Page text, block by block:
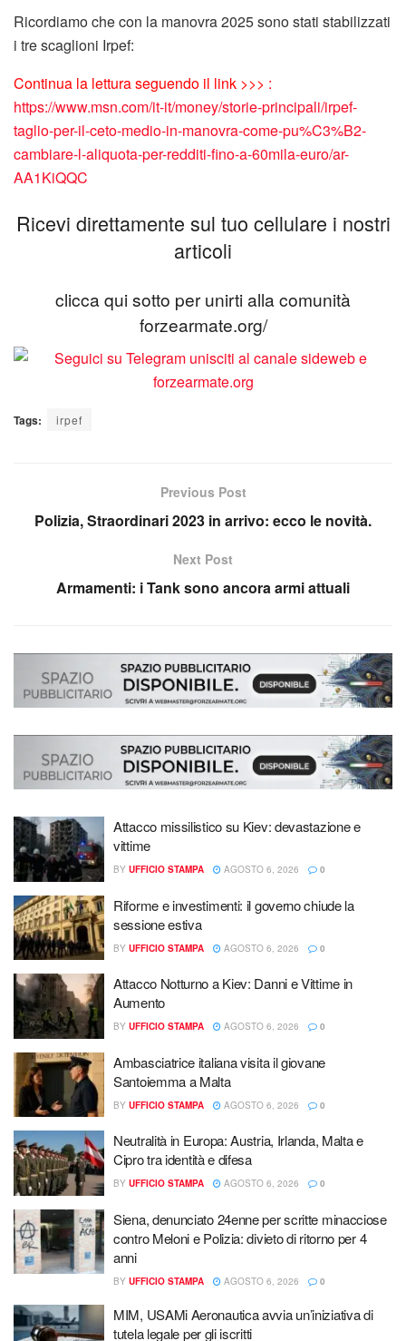
Ricordiamo che con la manovra 2025 sono stati stabilizzati
i tre scaglioni Irpef:
Continua la lettura seguendo il link >>> :
https://www.msn.com/it-it/money/storie-principali/irpef-
taglio-per-il-ceto-medio-in-manovra-come-pu%C3%B2-
cambiare-l-aliquota-per-redditi-fino-a-60mila-euro/ar-
AA1KiQQC
Ricevi direttamente sul tuo cellulare i nostri
articoli
clicca qui sotto per unirti alla comunità
forzearmate.org/
Tags: irpef
Previous Post
Polizia, Straordinari 2023 in arrivo: ecco le novità.
Next Post
Armamenti: i Tank sono ancora armi attuali
Attacco missilistico su Kiev: devastazione e
vittime
BY UFFICIO STAMPA AGOSTO 6, 2026 0
Riforme e investimenti: il governo chiude la
sessione estiva
BY UFFICIO STAMPA AGOSTO 6, 2026 0
Attacco Notturno a Kiev: Danni e Vittime in
Aumento
BY UFFICIO STAMPA AGOSTO 6, 2026 0
Ambasciatrice italiana visita il giovane
Santoiemma a Malta
BY UFFICIO STAMPA AGOSTO 6, 2026 0
Neutralità in Europa: Austria, Irlanda, Malta e
Cipro tra identità e difesa
BY UFFICIO STAMPA AGOSTO 6, 2026 0
Siena, denunciato 24enne per scritte minacciose
contro Meloni e Polizia: divieto di ritorno per 4
anni
BY UFFICIO STAMPA AGOSTO 6, 2026 0
MIM, USAMi Aeronautica avvia un’iniziativa di
tutela legale per gli iscritti